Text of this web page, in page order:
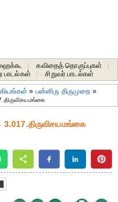
கவிதைத் தொகுப்புகள்
பாடல்கள் சிறுவர் பாடல்கள்
» பன்னிரு திருமுறை »
3.017.திருவிசயமங்கை